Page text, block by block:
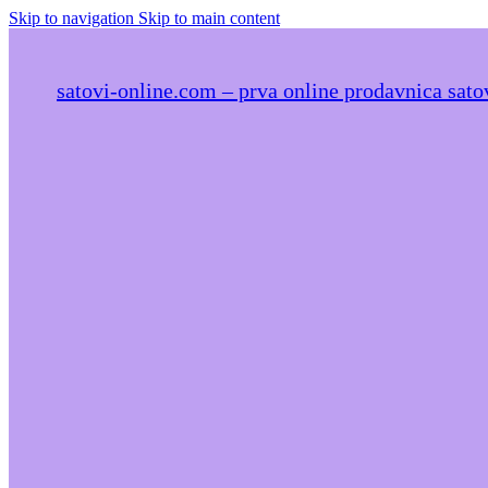
Skip to navigation Skip to main content
satovi-online.com – prva online prodavnica